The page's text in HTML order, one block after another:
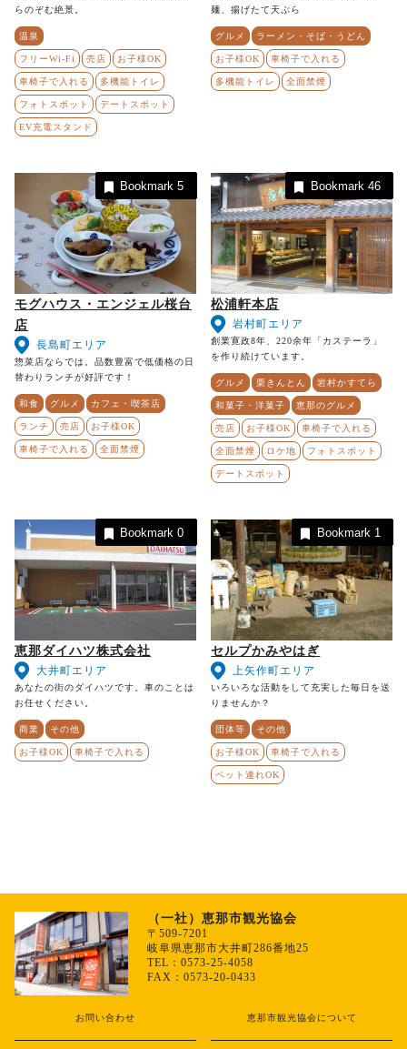
らのぞむ絶景。
温泉
フリーWi-Fi 売店 お子様OK
車椅子で入れる 多機能トイレ
フォトスポット デートスポット
EV充電スタンド
麺、揚げたて天ぷら
グルメ ラーメン・そば・うどん
お子様OK 車椅子で入れる
多機能トイレ 全面禁煙
モグハウス・エンジェル桜台
店
長島町エリア
惣菜店ならでは。品数豊富で低価格の日
替わりランチが好評です！
和食 グルメ カフェ・喫茶店
ランチ 売店 お子様OK
車椅子で入れる 全面禁煙
Bookmark5
松浦軒本店
岩村町エリア
創業寛政8年、220余年「カステーラ」
を作り続けています。
グルメ 栗きんとん 岩村かすてら
和菓子・洋菓子 恵那のグルメ
売店 お子様OK 車椅子で入れる
全面禁煙 ロケ地 フォトスポット
デートスポット
Bookmark 46
恵那ダイハツ株式会社
大井町エリア
あなたの街のダイハツです。車のことは
お任せください。
商業 その他
お子様OK 車椅子で入れる
Bookmark0
セルプかみやはぎ
上矢作町エリア
いろいろな活動をして充実した毎日を送
りませんか？
団体等 その他
お子様OK 車椅子で入れる
ペット連れOK
Bookmark 1
（一社）恵那市観光協会
〒509-7201
岐阜県恵那市大井町286番地25
TEL：0573-25-4058
FAX：0573-20-0433
お問い合わせ 恵那市観光協会について